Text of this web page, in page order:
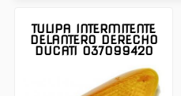
TULIPA INTERMITENTE
DELANTERO DERECHO
DUCATI 037099420